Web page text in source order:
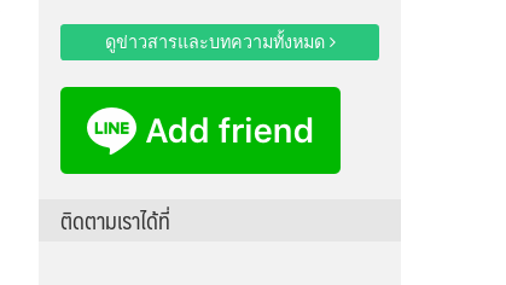
ดูข่าวสารและบทความทั้งหมด
ติดตามเราได้ที่